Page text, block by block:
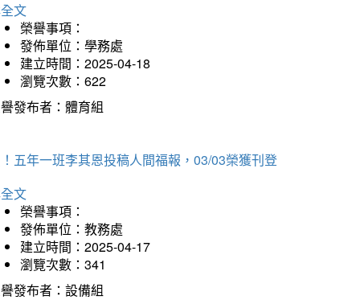
文
榮譽事項：
發佈單位：學務處
建立時間：2025-04-18
瀏覽次數：622
發布者：體育組
五年一班李其恩投稿人間福報，03/03榮獲刊登
文
榮譽事項：
發佈單位：教務處
建立時間：2025-04-17
瀏覽次數：341
發布者：設備組